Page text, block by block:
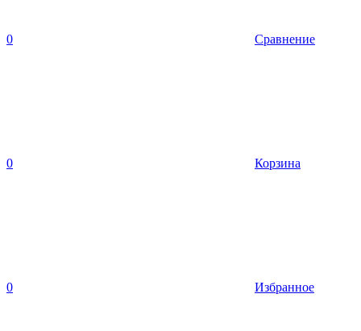
0 Сравнение
0 Корзина
0 Избранное